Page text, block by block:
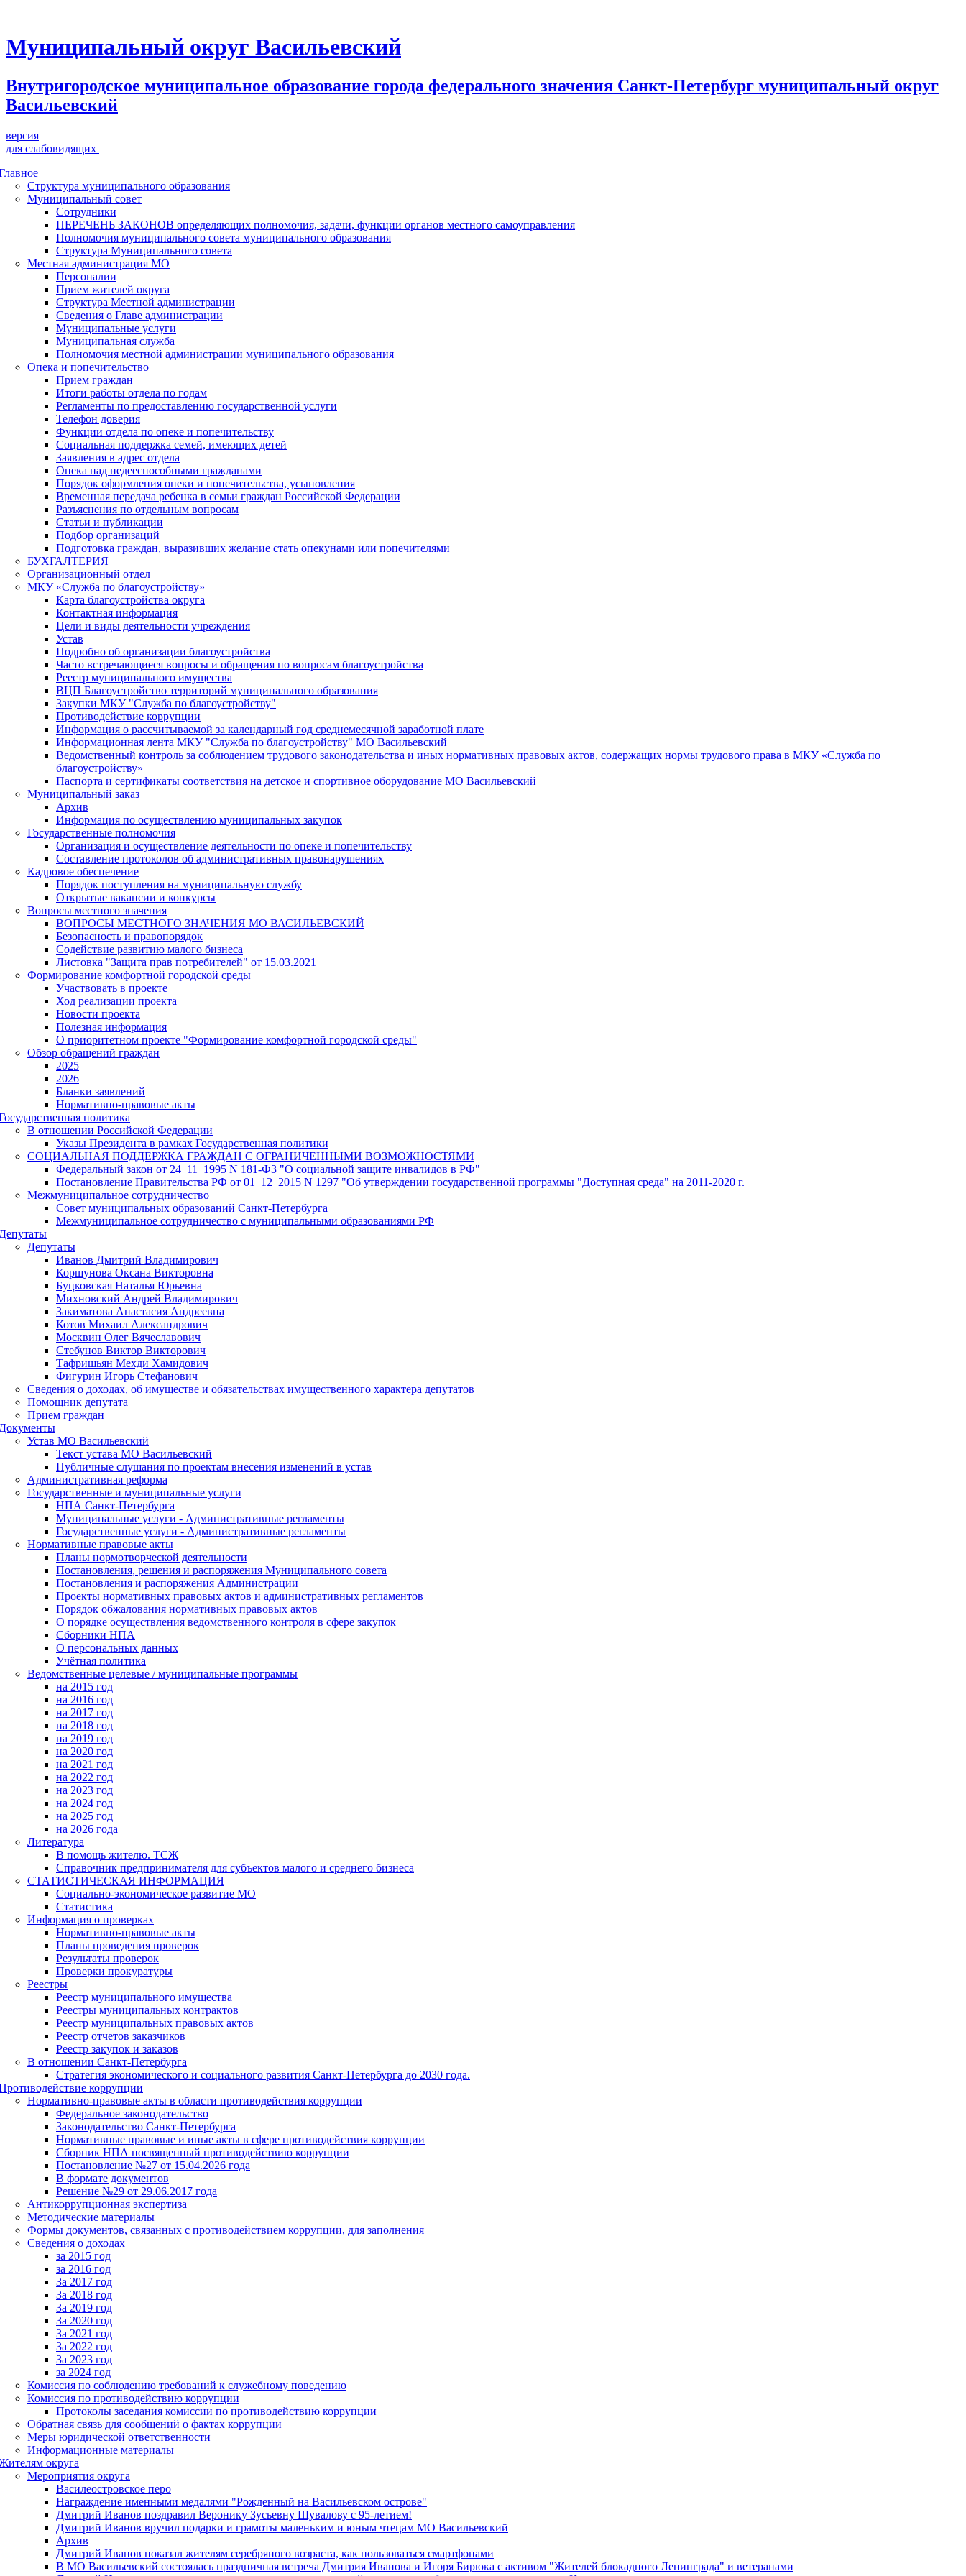
Муниципальный округ Васильевский
Внутригородское муниципальное образование города федерального значения Санкт-Петербург муниципальный округ
Васильевский
версия
для слабовидящих
Структура муниципального образования
Муниципальный совет
Сотрудники
ПЕРЕЧЕНЬ ЗАКОНОВ определяющих полномочия, задачи, функции органов местного самоуправления
Полномочия муниципального совета муниципального образования
Структура Муниципального совета
Местная администрация МО
Персоналии
Прием жителей округа
Структура Местной администрации
Сведения о Главе администрации
Муниципальные услуги
Муниципальная служба
Полномочия местной администрации муниципального образования
Опека и попечительство
Прием граждан
Итоги работы отдела по годам
Регламенты по предоставлению государственной услуги
Телефон доверия
Функции отдела по опеке и попечительству
Социальная поддержка семей, имеющих детей
Заявления в адрес отдела
Опека над недееспособными гражданами
Порядок оформления опеки и попечительства, усыновления
Временная передача ребенка в семьи граждан Российской Федерации
Разъяснения по отдельным вопросам
Статьи и публикации
Подбор организаций
Подготовка граждан, выразивших желание стать опекунами или попечителями
БУХГАЛТЕРИЯ
Организационный отдел
МКУ «Служба по благоустройству»
Карта благоустройства округа
Контактная информация
Цели и виды деятельности учреждения
Устав
Подробно об организации благоустройства
Часто встречающиеся вопросы и обращения по вопросам благоустройства
Реестр муниципального имущества
ВЦП Благоустройство территорий муниципального образования
Закупки МКУ "Служба по благоустройству"
Противодействие коррупции
Информация о рассчитываемой за календарный год среднемесячной заработной плате
Информационная лента МКУ "Служба по благоустройству" МО Васильевский
Ведомственный контроль за соблюдением трудового законодательства и иных нормативных правовых актов, содержащих нормы трудового права в МКУ «Служба по
благоустройству»
Паспорта и сертификаты соответствия на детское и спортивное оборудование МО Васильевский
Муниципальный заказ
Архив
Информация по осуществлению муниципальных закупок
Государственные полномочия
Организация и осуществление деятельности по опеке и попечительству
Составление протоколов об административных правонарушениях
Кадровое обеспечение
Порядок поступления на муниципальную службу
Открытые вакансии и конкурсы
Вопросы местного значения
ВОПРОСЫ МЕСТНОГО ЗНАЧЕНИЯ МО ВАСИЛЬЕВСКИЙ
Безопасность и правопорядок
Содействие развитию малого бизнеса
Листовка "Защита прав потребителей" от 15.03.2021
Формирование комфортной городской среды
Участвовать в проекте
Ход реализации проекта
Новости проекта
Полезная информация
О приоритетном проекте "Формирование комфортной городской среды"
Обзор обращений граждан
2025
2026
Бланки заявлений
Нормативно-правовые акты
политика
В отношении Российской Федерации
Указы Президента в рамках Государственная политики
СОЦИАЛЬНАЯ ПОДДЕРЖКА ГРАЖДАН С ОГРАНИЧЕННЫМИ ВОЗМОЖНОСТЯМИ
Федеральный закон от 24_11_1995 N 181-ФЗ "О социальной защите инвалидов в РФ"
Постановление Правительства РФ от 01_12_2015 N 1297 "Об утверждении государственной программы "Доступная среда" на 2011-2020 г.
Межмуниципальное сотрудничество
Совет муниципальных образований Санкт-Петербурга
Межмуниципальное сотрудничество с муниципальными образованиями РФ
Депутаты
Иванов Дмитрий Владимирович
Коршунова Оксана Викторовна
Буцковская Наталья Юрьевна
Михновский Андрей Владимирович
Закиматова Анастасия Андреевна
Котов Михаил Александрович
Москвин Олег Вячеславович
Стебунов Виктор Викторович
Тафришьян Мехди Хамидович
Фигурин Игорь Стефанович
Сведения о доходах, об имуществе и обязательствах имущественного характера депутатов
Помощник депутата
Прием граждан
Устав МО Васильевский
Текст устава МО Васильевский
Публичные слушания по проектам внесения изменений в устав
Административная реформа
Государственные и муниципальные услуги
НПА Санкт-Петербурга
Муниципальные услуги - Административные регламенты
Государственные услуги - Административные регламенты
Нормативные правовые акты
Планы нормотворческой деятельности
Постановления, решения и распоряжения Муниципального совета
Постановления и распоряжения Администрации
Проекты нормативных правовых актов и административных регламентов
Порядок обжалования нормативных правовых актов
О порядке осуществления ведомственного контроля в сфере закупок
Сборники НПА
О персональных данных
Учётная политика
Ведомственные целевые / муниципальные программы
на 2015 год
на 2016 год
на 2017 год
на 2018 год
на 2019 год
на 2020 год
на 2021 год
на 2022 год
на 2023 год
на 2024 год
на 2025 год
на 2026 года
Литература
В помощь жителю. ТСЖ
Справочник предпринимателя для субъектов малого и среднего бизнеса
СТАТИСТИЧЕСКАЯ ИНФОРМАЦИЯ
Социально-экономическое развитие МО
Статистика
Информация о проверках
Нормативно-правовые акты
Планы проведения проверок
Результаты проверок
Проверки прокуратуры
Реестры
Реестр муниципального имущества
Реестры муниципальных контрактов
Реестр муниципальных правовых актов
Реестр отчетов заказчиков
Реестр закупок и заказов
В отношении Санкт-Петербурга
Стратегия экономического и социального развития Санкт-Петербурга до 2030 года.
коррупции
Нормативно-правовые акты в области противодействия коррупции
Федеральное законодательство
Законодательство Санкт-Петербурга
Нормативные правовые и иные акты в сфере противодействия коррупции
Сборник НПА посвященный противодействию коррупции
Постановление №27 от 15.04.2026 года
В формате документов
Решение №29 от 29.06.2017 года
Антикоррупционная экспертиза
Методические материалы
Формы документов, связанных с противодействием коррупции, для заполнения
Сведения о доходах
за 2015 год
за 2016 год
За 2017 год
За 2018 год
За 2019 год
За 2020 год
За 2021 год
За 2022 год
За 2023 год
за 2024 год
Комиссия по соблюдению требований к служебному поведению
Комиссия по противодействию коррупции
Протоколы заседания комиссии по противодействию коррупции
Обратная связь для сообщений о фактах коррупции
Меры юридической ответственности
Информационные материалы
округа
Мероприятия округа
Василеостровское перо
Награждение именными медалями "Рожденный на Васильевском острове"
Дмитрий Иванов поздравил Веронику Зусьевну Шувалову с 95-летием!
Дмитрий Иванов вручил подарки и грамоты маленьким и юным чтецам МО Васильевский
Архив
Дмитрий Иванов показал жителям серебряного возраста, как пользоваться смартфонами
В МО Васильевский состоялась праздничная встреча Дмитрия Иванова и Игоря Бирюка с активом "Жителей блокадного Ленинграда" и ветеранами